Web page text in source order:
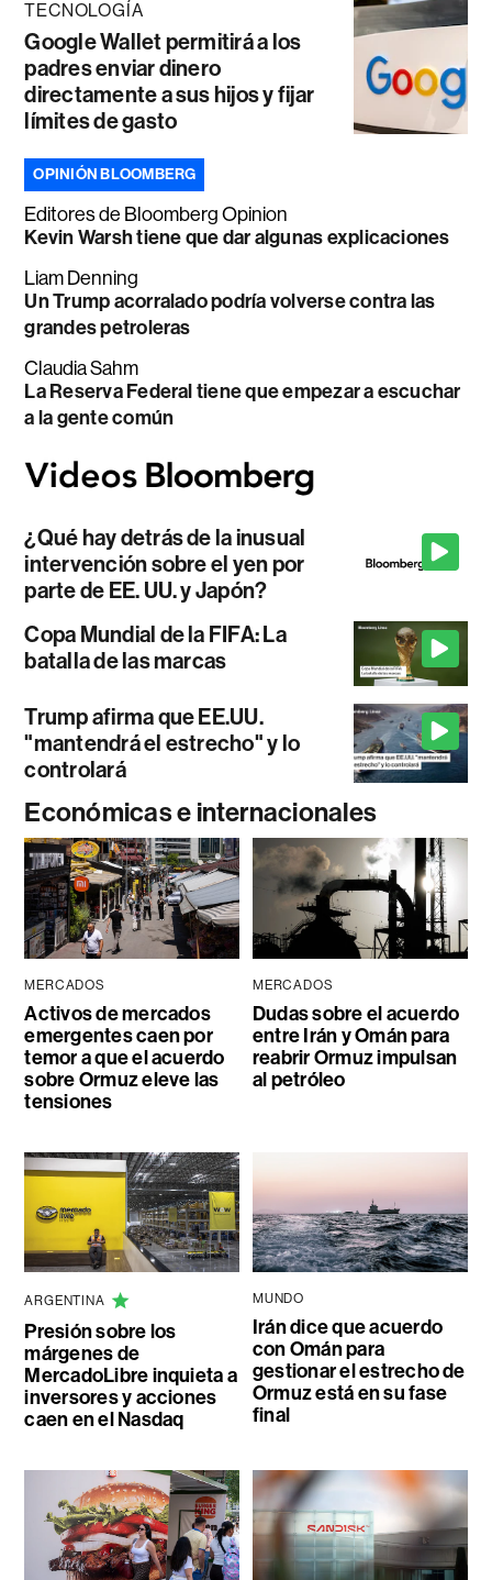
TECNOLOGÍA
Google Wallet permitirá a los
padres enviar dinero
directamente a sus hijos y fijar
límites de gasto
OPINIÓN BLOOMBERG
Editores de Bloomberg Opinion
Kevin Warsh tiene que dar algunas explicaciones
Liam Denning
Un Trump acorralado podría volverse contra las
grandes petroleras
Claudia Sahm
La Reserva Federal tiene que empezar a escuchar
a la gente común
¿Qué hay detrás de la inusual
intervención sobre el yen por
parte de EE. UU. y Japón?
Copa Mundial de la FIFA: La
batalla de las marcas
Trump afirma que EE.UU.
"mantendrá el estrecho" y lo
controlará
Económicas e internacionales
MERCADOS
Activos de mercados
emergentes caen por
temor a que el acuerdo
sobre Ormuz eleve las
tensiones
MERCADOS
Dudas sobre el acuerdo
entre Irán y Omán para
reabrir Ormuz impulsan
al petróleo
ARGENTINA
Presión sobre los
márgenes de
MercadoLibre inquieta a
inversores y acciones
caen en el Nasdaq
MUNDO
Irán dice que acuerdo
con Omán para
gestionar el estrecho de
Ormuz está en su fase
final